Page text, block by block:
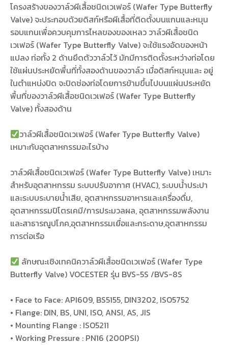
โครงสร้างของวาล์วผีเสื้อชนิดเวเฟอร์ (Wafer Type Butterfly
Valve) จะประกอบด้วยดิสก์หรือผีเสื้อที่ติดตั้งบนแกนและหมุน
รอบแกนเพื่อควบคุมการไหลของของเหลว วาล์วผีเสื้อชนิด
เวเฟอร์ (Wafer Type Butterfly Valve) จะใช้แรงอัดของหน้า
แปลง ท่อทั้ง 2 ด้านยึดตัววาล์วไว้ มักมีการติดตั้งระหว่างท่อโดย
ใช้แผ่นประหยัดพื้นที่ทั้งสองด้านของวาล์ว เมื่อดิสก์หมุนและ อยู่
ในตำแหน่งปิด จะปิดช่องท่อโดยการข้ามขึ้นไปบนแผ่นประหยัด
พื้นที่ของวาล์วผีเสื้อชนิดเวเฟอร์ (Wafer Type Butterfly
Valve) ทั้งสองด้าน
วาล์วผีเสื้อชนิดเวเฟอร์ (Wafer Type Butterfly Valve)
เหมาะกับอุตสาหกรรมอะไรบ้าง
วาล์วผีเสื้อชนิดเวเฟอร์ (Wafer Type Butterfly Valve) เหมาะ
สำหรับอุตสาหกรรม ระบบปรับอากาศ (HVAC), ระบบน้ำประปา
และระบบระบายน้ำเสีย, อุตสาหกรรมอาหารและเครื่องดื่ม,
อุตสาหกรรมปิโตรเคมี/การประมวลผล, อุตสาหกรรมพลังงาน
และสาธารณูปโภค,อุตสาหกรรมเยื่อและกระดาษ,อุตสาหกรรม
การต่อเรือ
ลักษณะเชิงเทคนิควาล์วผีเสื้อชนิดเวเฟอร์ (Wafer Type
Butterfly Valve) VOCESTER รุ่น BVS-5S /BVS-8S
• Face to Face: API609, BS5155, DIN3202, ISO5752
• Flange: DIN, BS, UNI, ISO, ANSI, AS, JIS
• Mounting Flange : ISO5211
• Working Pressure : PN16 (200PSI)